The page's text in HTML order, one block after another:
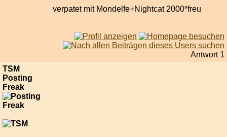
verpatet mit Mondelfe+Nightcat 2000*freu
Antwort 1
TSM
Posting
Freak